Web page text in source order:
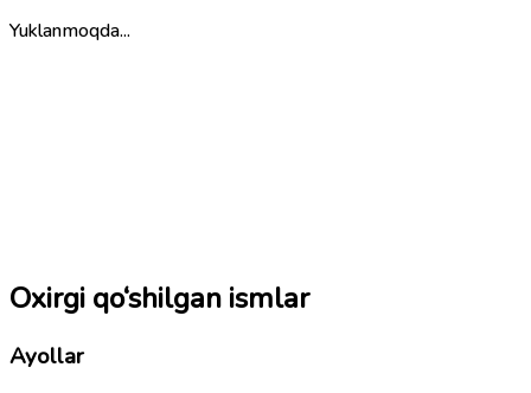
Yuklanmoqda...
Oxirgi qo‘shilgan ismlar
Ayollar